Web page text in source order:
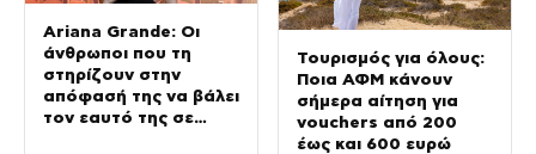
Ariana Grande: Οι
άνθρωποι που τη
στηρίζουν στην
απόφασή της να βάλει
τον εαυτό της σε
Τουρισμός για όλους:
Ποια ΑΦΜ κάνουν
σήμερα αίτηση για
vouchers από 200
έως και 600 ευρώ